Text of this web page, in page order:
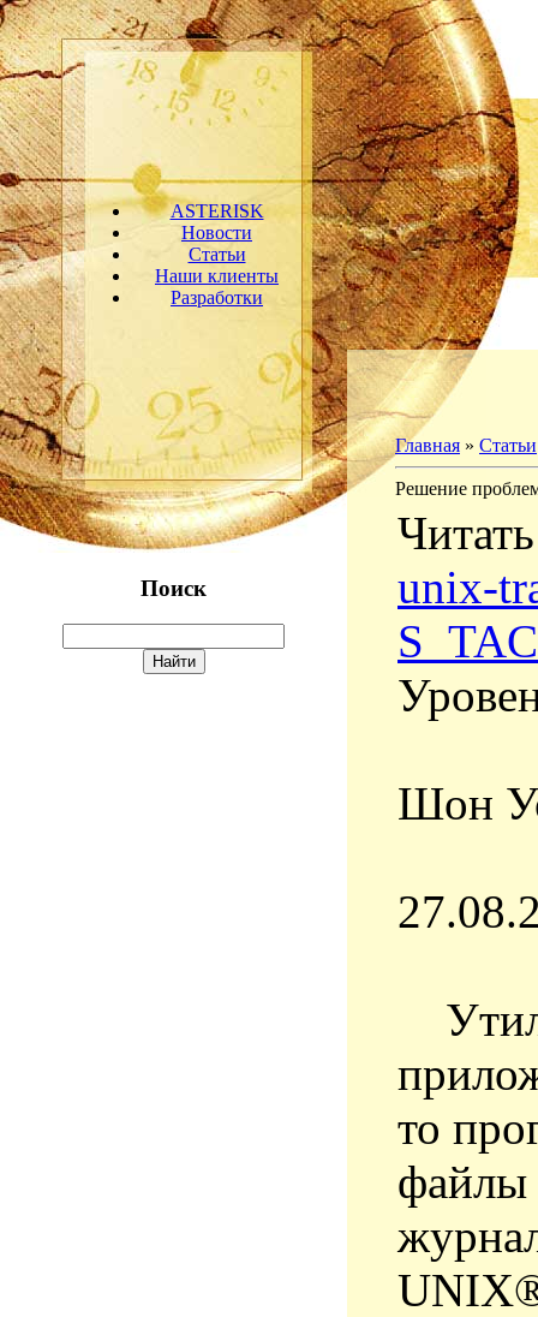
ASTERISK
Новости
Статьи
Наши клиенты
Разработки
Поиск
Главная » Статьи
Решение
unix-
Шон
то
файлы